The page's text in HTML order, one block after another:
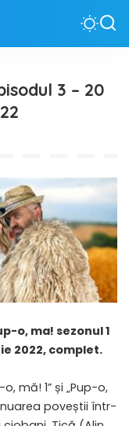
3 – 20
o, ma! sezonul 1
2022, complet.
o, mă! 1” și „Pup-o,
poveștii într-